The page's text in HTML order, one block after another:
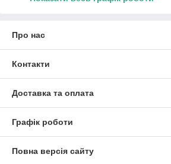
Про нас
Контакти
Доставка та оплата
Графік роботи
Повна версія сайту